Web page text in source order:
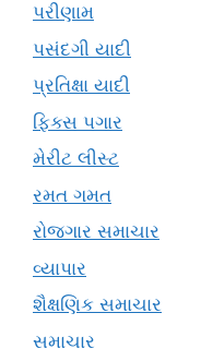
પરીણામ
પસંદગી યાદી
પ્રતિક્ષા યાદી
ફિક્સ પગાર
મેરીટ લીસ્ટ
રમત ગમત
રોજગાર સમાચાર
વ્યાપાર
શૈક્ષણિક સમાચાર
સમાચાર